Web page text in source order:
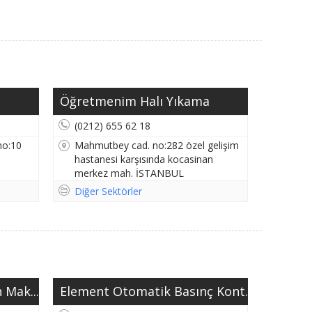
Öğretmenim Halı Yıkama
(0212) 655 62 18
Mahmutbey cad. no:282 özel gelişim
hastanesi karşısında kocasinan
merkez mah. İSTANBUL
BAHÇELİEVLER
Diğer Sektörler
Element Otomatik Basınç Kont...